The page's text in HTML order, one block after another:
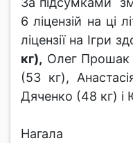
6 ліцензій на ці
ліцензії на Ігри
кг), Олег Прошак
(53 кг),
Дяченко (48 кг) і
Нагала